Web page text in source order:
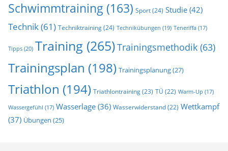
Schwimmtraining (163) Sport(24) Studie (42)
Technik(61) Techniktraining(24) Technikübungen (19) Teneriffa (17)
Tipps (20) Training (265)Trainingsmethodik (63)
Trainingsplan (198) Trainingsplanung(27)
Triathlon (194) Triathlontraining(23) TÜ (22) Warm-Up (17)
Wassergefühl (17) Wasserlage (36) Wasserwiderstand(22) Wettkampf
(37) Übungen (25)